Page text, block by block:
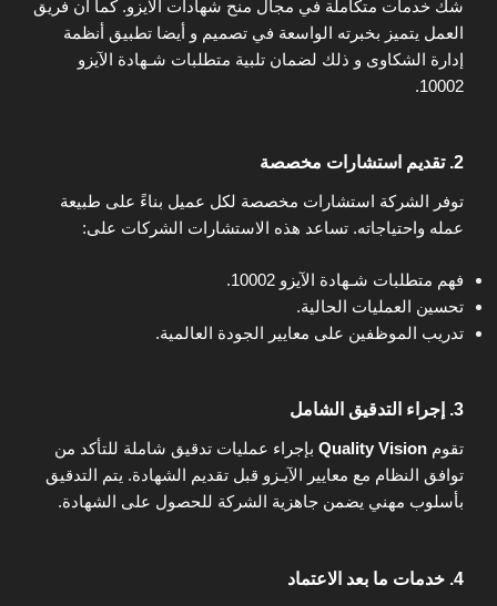
شك خدمات متكاملة في مجال منح شهادات الآيزو. كما أن فريق
العمل يتميز بخبرته الواسعة في تصميم و أيضا تطبيق أنظمة
إدارة الشكاوى و ذلك لضمان تلبية متطلبات شـهادة الآيزو
10002.
2. تقديم استشارات مخصصة
توفر الشركة استشارات مخصصة لكل عميل بناءً على طبيعة
عمله واحتياجاته. تساعد هذه الاستشارات الشركات على:
فهم متطلبات شـهادة الآيزو 10002.
تحسين العمليات الحالية.
تدريب الموظفين على معايير الجودة العالمية.
3. إجراء التدقيق الشامل
تقوم Quality Vision بإجراء عمليات تدقيق شاملة للتأكد من
توافق النظام مع معايير الآيـزو قبل تقديم الشهادة. يتم التدقيق
بأسلوب مهني يضمن جاهزية الشركة للحصول على الشهادة.
4. خدمات ما بعد الاعتماد